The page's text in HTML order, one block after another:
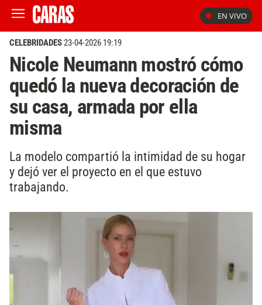
EN VIVO
CELEBRIDADES23-04-2026 19:19
Nicole Neumann mostró cómo
quedó la nueva decoración de
su casa, armada por ella
misma
La modelo compartió la intimidad de su hogar
y dejó ver el proyecto en el que estuvo
trabajando.